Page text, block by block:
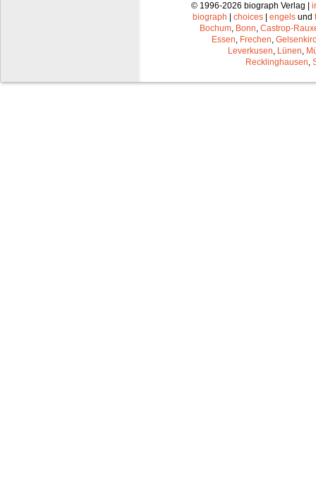
© 1996-2026 biograph Verlag |
biograph
choices engels und
Bochum, Bonn, Castrop-
Essen, Frechen,
Leverkusen, Lünen,
Recklinghausen,